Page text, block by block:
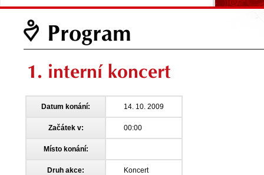
Program
1. interní koncert
Datum konání: 14. 10. 2009
Začátek v: 00:00
Místo konání:
Druh akce: Koncert